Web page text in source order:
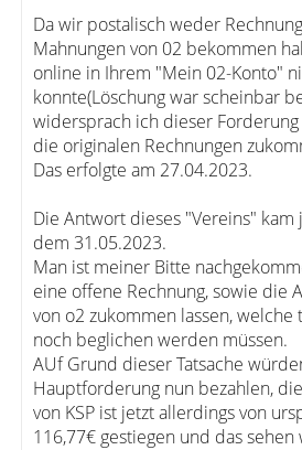
Da wir postalisch weder
Mahnungen von 02 bekommen
online in Ihrem "Mein 02-Konto"
konnte(Löschung war scheinbar
widersprach ich dieser
die originalen Rechnungen
Das erfolgte am 27.04.2023.
Die Antwort dieses "Vereins"
dem 31.05.2023.
Man ist meiner Bitte
eine offene Rechnung, sowie die
von o2 zukommen lassen, welche
noch beglichen werden müssen.
AUf Grund dieser Tatsache
Hauptforderung nun bezahlen,
von KSP ist jetzt allerdings von
116,77€ gestiegen und das